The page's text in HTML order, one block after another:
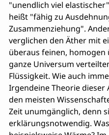
"unendlich viel
heißt "fähig zu
Zusammenziehung".
verglichen den Äther mit
überaus feinen, homogen
ganze Universum
Flüssigkeit. Wie auch
Irgendeine Theorie dieser
den meisten
Zeit unumgänglich, denn
erklärungsnotwendig.